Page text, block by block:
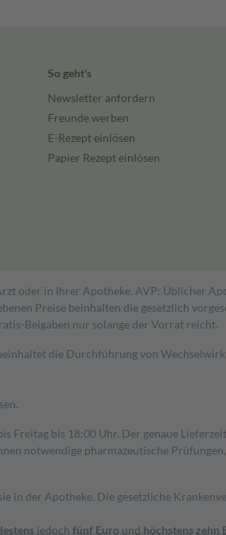
So geht's
Newsletter anfordern
Freunde werben
E-Rezept einlösen
Papier Rezept einlösen
oder in Ihrer Apotheke. AVP: Üblicher
Preise beinhalten die gesetzlich
Beigaben nur solange der Vorrat reicht.
die Durchführung von
bis 18:00 Uhr. Der genaue
notwendige pharmazeutische
der Apotheke. Die gesetzliche
jedoch fünf Euro und höchstens zehn